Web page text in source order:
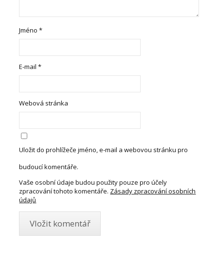
Jméno*
E-mail*
Webová stránka
Uložit do prohlížeče jméno, e-mail a webovou stránku pro
budoucí komentáře.
Vaše osobní údaje budou použity pouze pro účely
zpracování tohoto komentáře. Zásady zpracování osobních
údajů